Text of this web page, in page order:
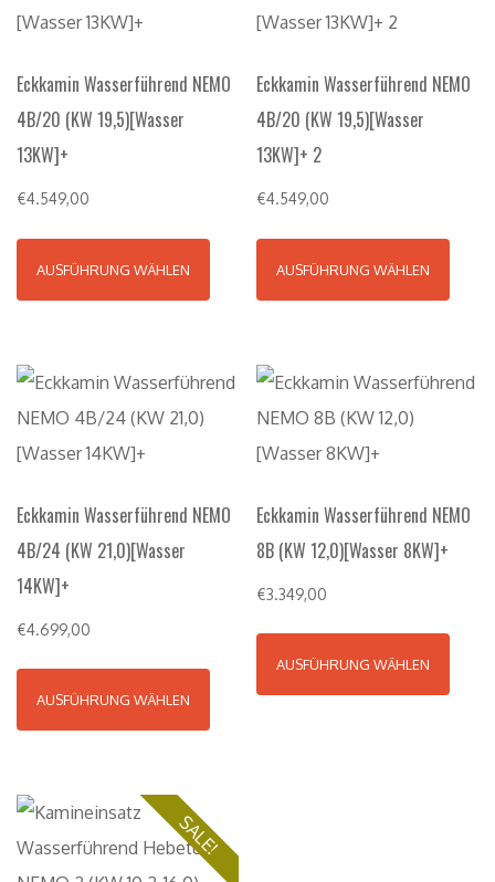
Eckkamin Wasserführend NEMO
4B/20 (KW 19,5)[Wasser
13KW]+
€4.549,00
AUSFÜHRUNG WÄHLEN
Eckkamin Wasserführend NEMO
4B/20 (KW 19,5)[Wasser
13KW]+ 2
€4.549,00
AUSFÜHRUNG WÄHLEN
Eckkamin Wasserführend NEMO
4B/24 (KW 21,0)[Wasser
14KW]+
€4.699,00
AUSFÜHRUNG WÄHLEN
Eckkamin Wasserführend NEMO
8B (KW 12,0)[Wasser 8KW]+
€3.349,00
AUSFÜHRUNG WÄHLEN
SALE!